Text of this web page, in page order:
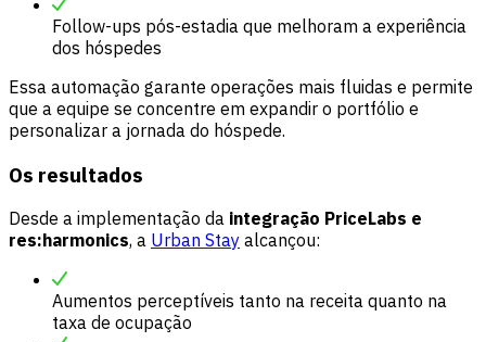
Follow-ups pós-estadia que melhoram a experiência
dos hóspedes
Essa automação garante operações mais fluidas e permite
que a equipe se concentre em expandir o portfólio e
personalizar a jornada do hóspede.
Os resultados
Desde a implementação da integração PriceLabs e
res:harmonics, a Urban Stay alcançou:
Aumentos perceptíveis tanto na receita quanto na
taxa de ocupação